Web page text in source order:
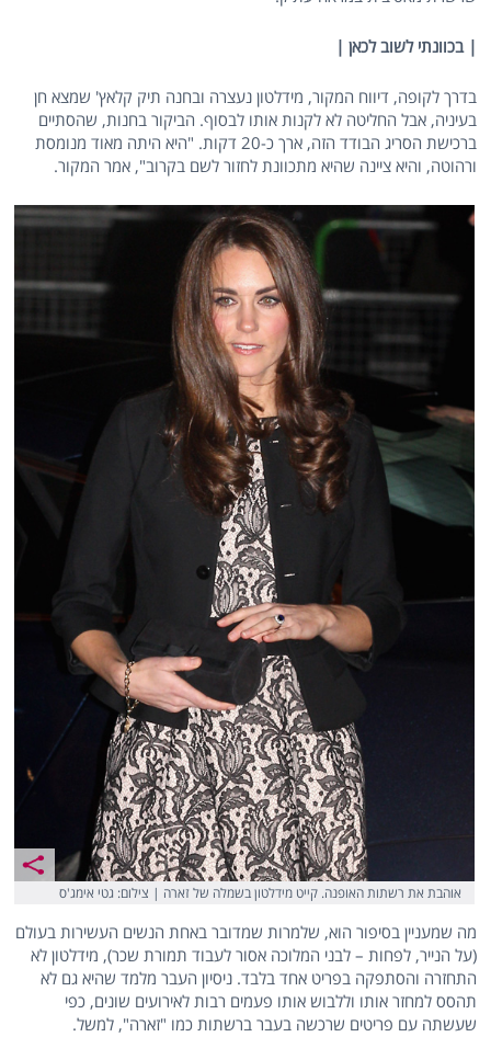
| בכוונתי לשוב לכאן |
בדרך לקופה, דיווח המקור, מידלטון נעצרה ובחנה תיק קלאץ' שמצא חן
בעיניה, אבל החליטה לא לקנות אותו לבסוף. הביקור בחנות, שהסתיים
ברכישת הסריג הבודד הזה, ארך כ-20 דקות. "היא היתה מאוד מנומסת
ורהוטה, והיא ציינה שהיא מתכוונת לחזור לשם בקרוב", אמר המקור.
אוהבת את רשתות האופנה. קייט מידלטון בשמלה של זארה | צילום: גטי אימג'ס
מה שמעניין בסיפור הוא, שלמרות שמדובר באחת הנשים העשירות בעולם
(על הנייר, לפחות – לבני המלוכה אסור לעבוד תמורת שכר), מידלטון לא
התחזרה והסתפקה בפריט אחד בלבד. ניסיון העבר מלמד שהיא גם לא
תהסס למחזר אותו וללבוש אותו פעמים רבות לאירועים שונים, כפי
שעשתה עם פריטים שרכשה בעבר ברשתות כמו "זארה", למשל.